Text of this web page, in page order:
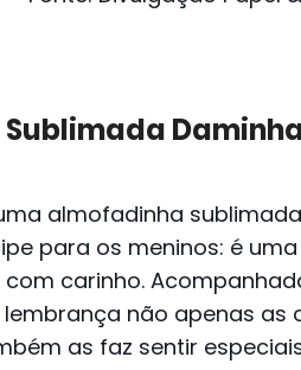
almofadinha
para os meninos: é
carinho.
não apenas
as faz sentir